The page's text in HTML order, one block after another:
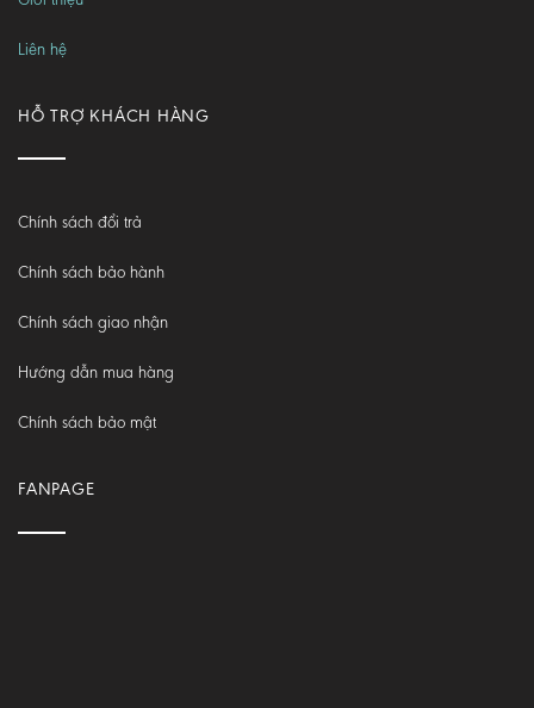
Liên hệ
HỖ TRỢ KHÁCH HÀNG
Chính sách đổi trả
Chính sách bảo hành
Chính sách giao nhận
Hướng dẫn mua hàng
Chính sách bảo mật
FANPAGE